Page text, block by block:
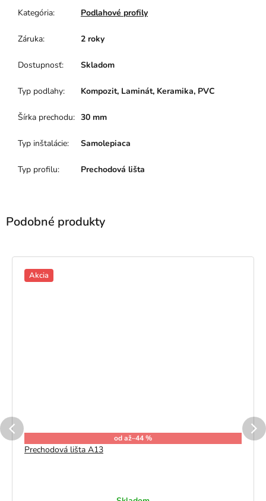
Kategória: Podlahové profily
Záruka: 2 roky
Dostupnosť: Skladom
Typ podlahy: Kompozit, Laminát, Keramika, PVC
Šírka prechodu: 30 mm
Typ inštalácie: Samolepiaca
Typ profilu: Prechodová lišta
Akcia
odaž–44 %
Prechodová lišta A13